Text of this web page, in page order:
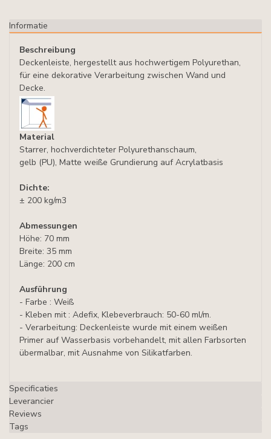
Informatie
Beschreibung
Deckenleiste, hergestellt aus hochwertigem Polyurethan,
für eine dekorative Verarbeitung zwischen Wand und
Decke.
Material
Starrer, hochverdichteter Polyurethanschaum,
gelb (PU), Matte weiße Grundierung auf Acrylatbasis
Dichte:
± 200 kg/m3
Abmessungen
Höhe: 70 mm
Breite: 35 mm
Länge: 200 cm
Ausführung
- Farbe : Weiß
- Kleben mit : Adefix, Klebeverbrauch: 50-60 ml/m.
- Verarbeitung: Deckenleiste wurde mit einem weißen
Primer auf Wasserbasis vorbehandelt, mit allen Farbsorten
übermalbar, mit Ausnahme von Silikatfarben.
Specificaties
Leverancier
Reviews
Tags